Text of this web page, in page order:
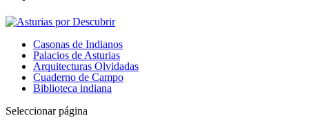
Casonas de Indianos
Palacios de Asturias
Arquitecturas Olvidadas
Cuaderno de Campo
Biblioteca indiana
Seleccionar página